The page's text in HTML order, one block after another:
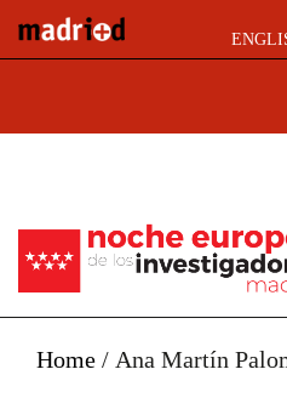
Home / Ana Martín